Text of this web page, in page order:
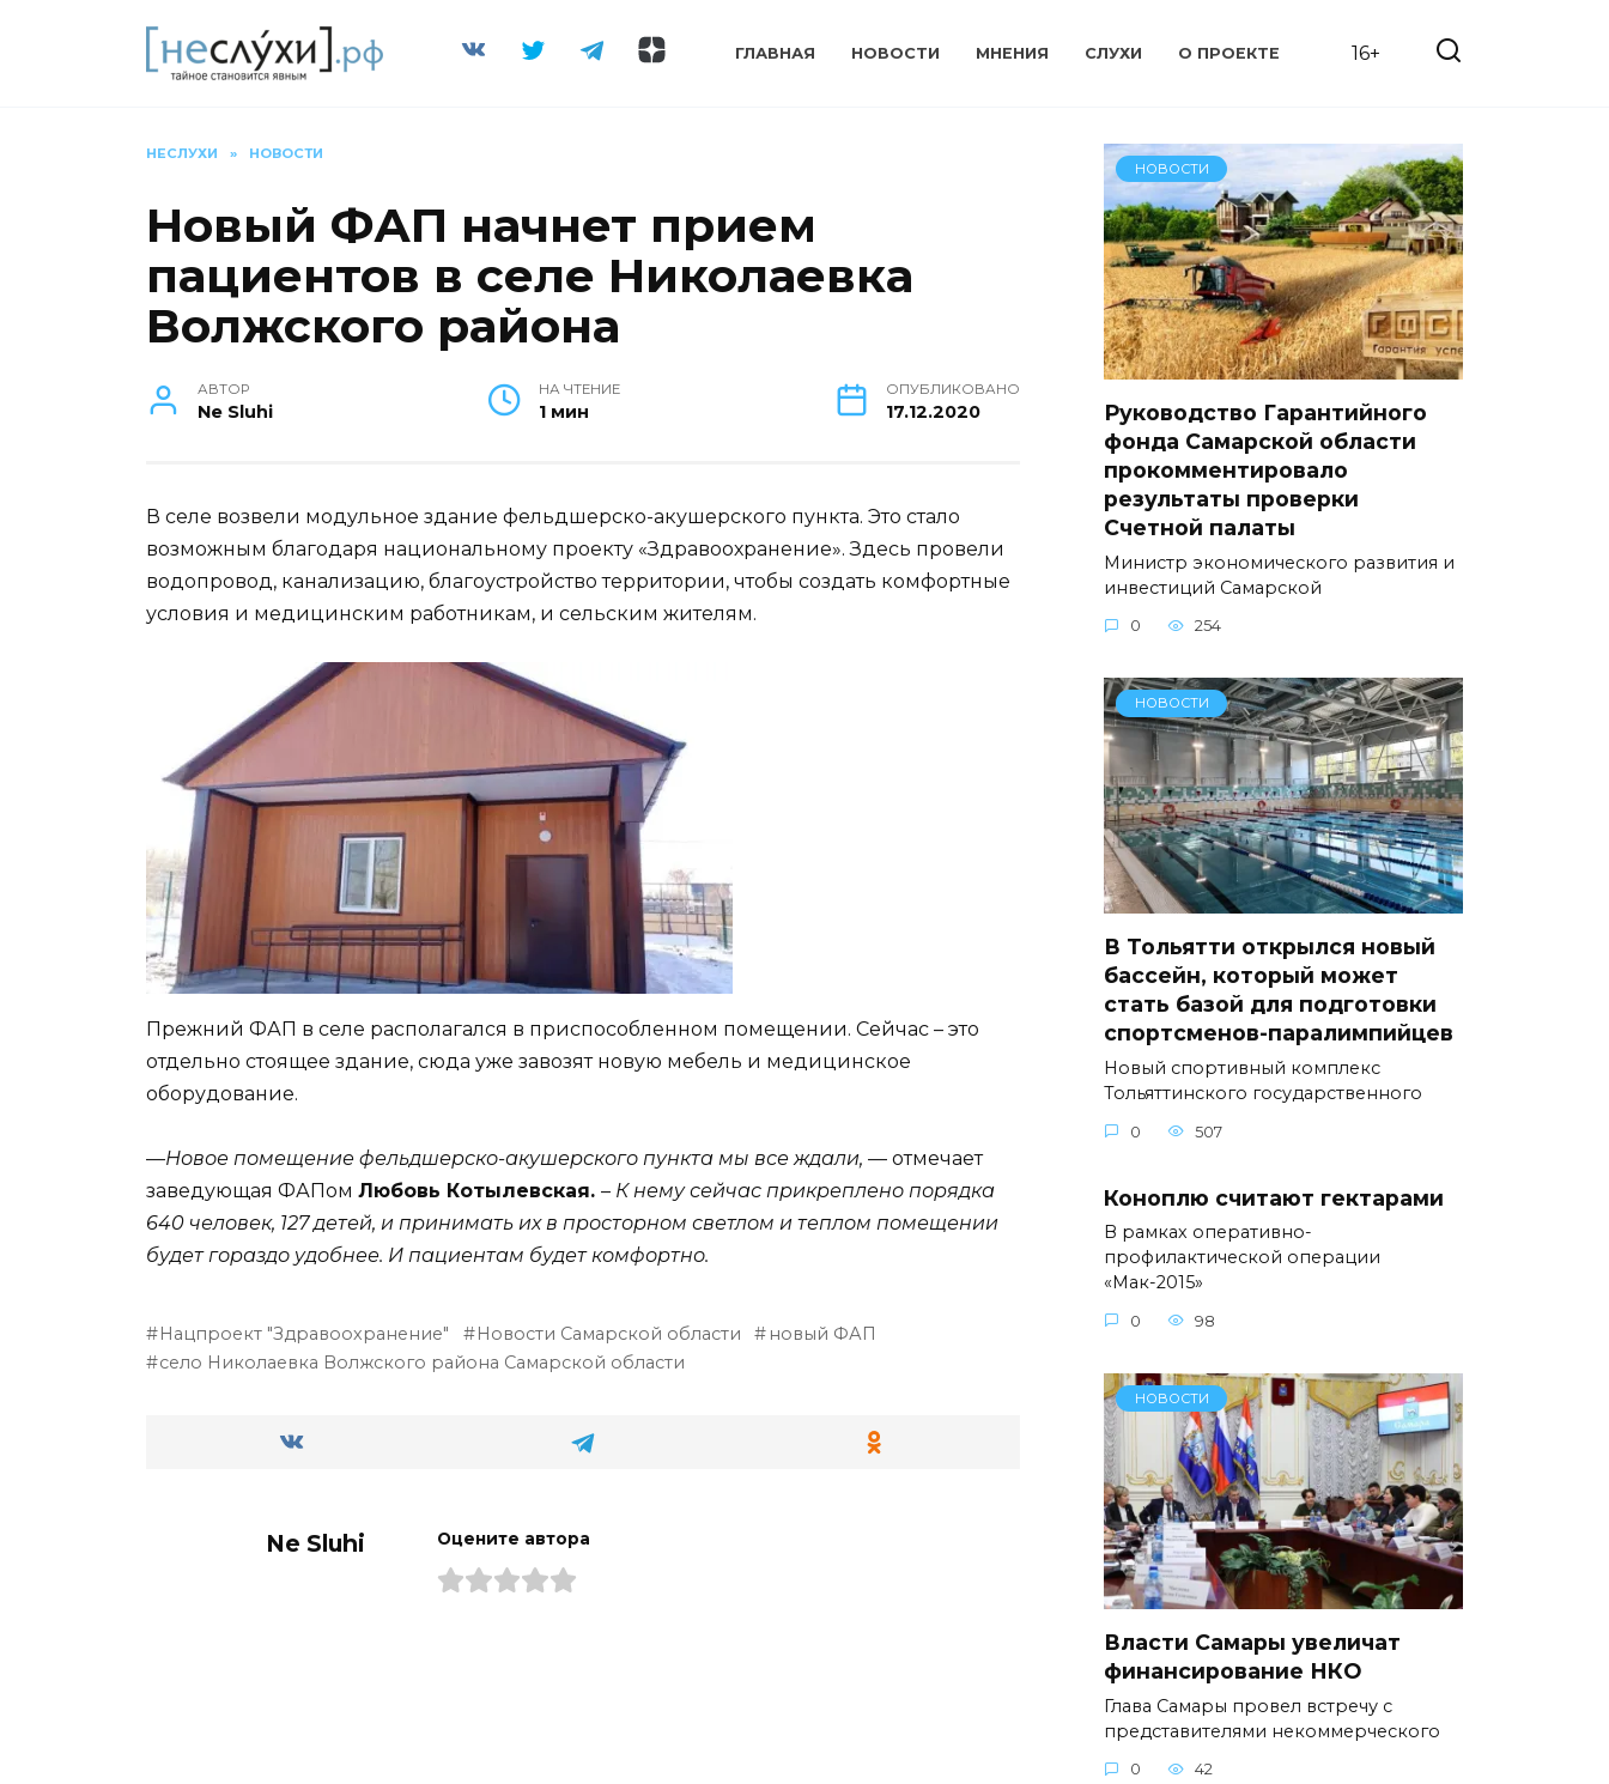
ГЛАВНАЯ НОВОСТИ МНЕНИЯ СЛУХИ О ПРОЕКТЕ 16+
НЕСЛУХИ » НОВОСТИ
Новый ФАП начнет прием
пациентов в селе Николаевка
Волжского района
АВТОР
Ne Sluhi
НА ЧТЕНИЕ
1 мин
ОПУБЛИКОВАНО
17.12.2020
В селе возвели модульное здание фельдшерско-акушерского пункта. Это стало
возможным благодаря национальному проекту «Здравоохранение». Здесь провели
водопровод, канализацию, благоустройство территории, чтобы создать комфортные
условия и медицинским работникам, и сельским жителям.
Прежний ФАП в селе располагался в приспособленном помещении. Сейчас – это
отдельно стоящее здание, сюда уже завозят новую мебель и медицинское
оборудование.
—Новое помещение фельдшерско-акушерского пункта мы все ждали, — отмечает
заведующая ФАПом Любовь Котылевская. – К нему сейчас прикреплено порядка
640 человек, 127 детей, и принимать их в просторном светлом и теплом помещении
будет гораздо удобнее. И пациентам будет комфортно.
Нацпроект "Здравоохранение" Новости Самарской области
новый ФАП
село Николаевка Волжского района Самарской области
Ne Sluhi Оцените автора
НОВОСТИ
Руководство Гарантийного
фонда Самарской области
прокомментировало
результаты проверки
Счетной палаты
Министр экономического развития и
инвестиций Самарской
0 254
НОВОСТИ
В Тольятти открылся новый
бассейн, который может
стать базой для подготовки
спортсменов-паралимпийцев
Новый спортивный комплекс
Тольяттинского государственного
0 507
Коноплю считают гектарами
В рамках оперативно-
профилактической операции
«Мак-2015»
0 98
НОВОСТИ
Власти Самары увеличат
финансирование НКО
Глава Самары провел встречу с
представителями некоммерческого
0 42